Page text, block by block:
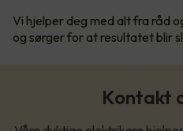
Vi hjelper deg med alt fra råd
og sørger for at resultatet blir
Kontakt